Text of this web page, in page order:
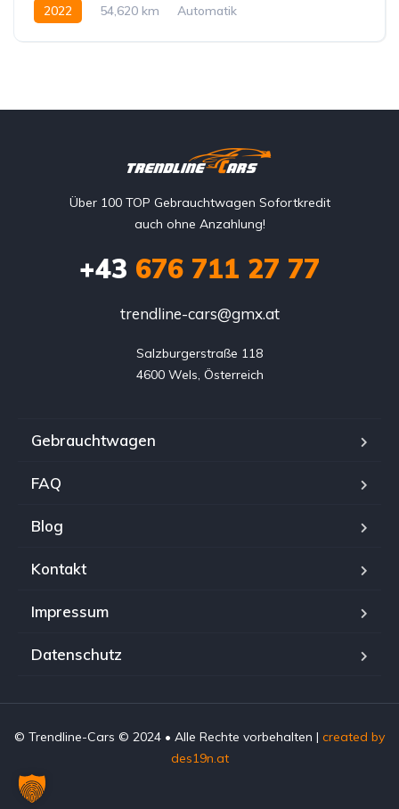
2022 54,620 km
Automatik
Über 100 TOP Gebrauchtwagen Sofortkredit
auch ohne Anzahlung!
+43 676 711 27 77
trendline-cars@gmx.at
Salzburgerstraße 118
4600 Wels, Österreich
Gebrauchtwagen
FAQ
Blog
Kontakt
Impressum
Datenschutz
© Trendline-Cars © 2024 • Alle Rechte vorbehalten | created by
des19n.at